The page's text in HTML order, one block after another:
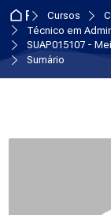
Página
Cursos
Técnico em
Sumário